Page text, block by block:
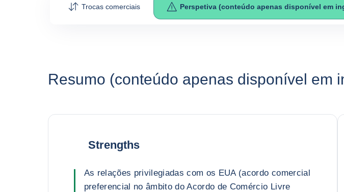
Trocas comerciais Perspetiva (conteúdo apenas disponível em
Resumo (conteúdo apenas disponível em
Strengths
As relações privilegiadas com os EUA (acordo comercial
preferencial no âmbito do Acordo de Comércio Livre